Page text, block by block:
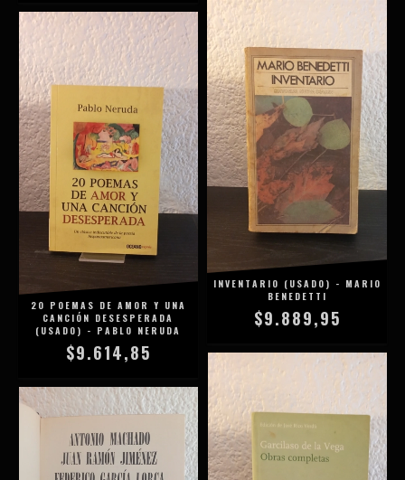
20 POEMAS DE AMOR Y UNA
CANCIÓN DESESPERADA
(USADO) - PABLO NERUDA
$9.614,85
INVENTARIO (USADO) - MARIO
BENEDETTI
$9.889,95